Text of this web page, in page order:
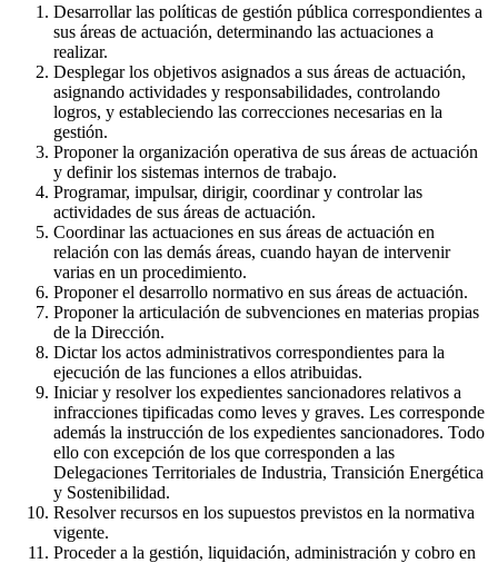
Desarrollar las políticas de gestión pública correspondientes a
sus áreas de actuación, determinando las actuaciones a
realizar.
Desplegar los objetivos asignados a sus áreas de actuación,
asignando actividades y responsabilidades, controlando
logros, y estableciendo las correcciones necesarias en la
gestión.
Proponer la organización operativa de sus áreas de actuación
y definir los sistemas internos de trabajo.
Programar, impulsar, dirigir, coordinar y controlar las
actividades de sus áreas de actuación.
Coordinar las actuaciones en sus áreas de actuación en
relación con las demás áreas, cuando hayan de intervenir
varias en un procedimiento.
Proponer el desarrollo normativo en sus áreas de actuación.
Proponer la articulación de subvenciones en materias propias
de la Dirección.
Dictar los actos administrativos correspondientes para la
ejecución de las funciones a ellos atribuidas.
Iniciar y resolver los expedientes sancionadores relativos a
infracciones tipificadas como leves y graves. Les corresponde
además la instrucción de los expedientes sancionadores. Todo
ello con excepción de los que corresponden a las
Delegaciones Territoriales de Industria, Transición Energética
y Sostenibilidad.
Resolver recursos en los supuestos previstos en la normativa
vigente.
Proceder a la gestión, liquidación, administración y cobro en